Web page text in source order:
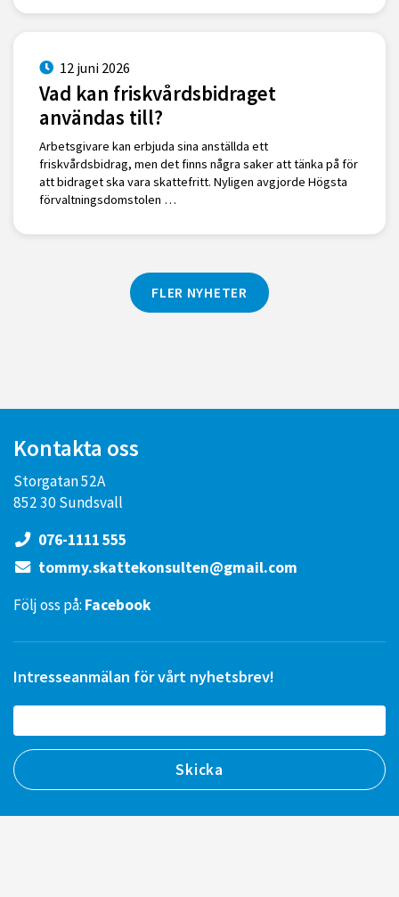
12 juni 2026
Vad kan friskvårdsbidraget
användas till?
Arbetsgivare kan erbjuda sina anställda ett
friskvårdsbidrag, men det finns några saker att tänka på för
att bidraget ska vara skattefritt. Nyligen avgjorde Högsta
förvaltningsdomstolen …
FLER NYHETER
Kontakta oss
Storgatan 52A
852 30 Sundsvall
076-1111 555
tommy.skattekonsulten@gmail.com
Följ oss på: Facebook
Intresseanmälan för vårt nyhetsbrev!